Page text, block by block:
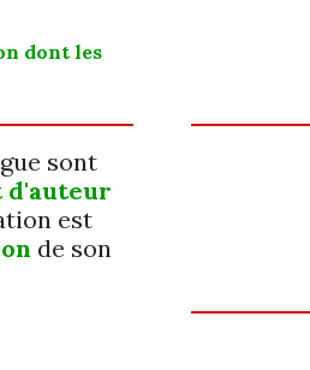
dont les
sont
est
de son